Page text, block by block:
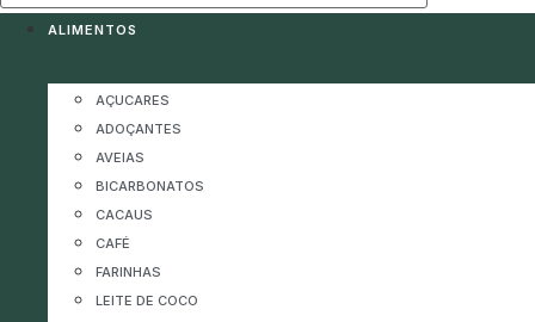
ALIMENTOS
AÇUCARES
ADOÇANTES
AVEIAS
BICARBONATOS
CACAUS
CAFÉ
FARINHAS
LEITE DE COCO